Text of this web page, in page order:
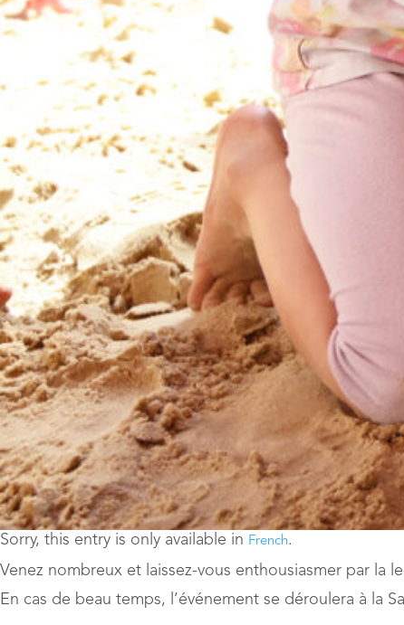
Sorry, this entry is only available in French.
Venez nombreux et laissez-vous enthousiasmer par la
En cas de beau temps, l’événement se déroulera à la